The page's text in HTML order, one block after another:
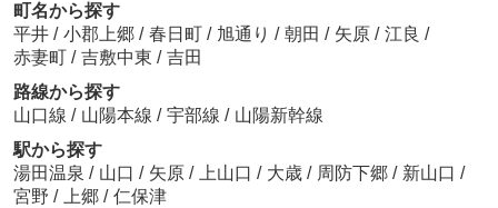
町名から探す
平井 / 小郡上郷 / 春日町 / 旭通り / 朝田 / 矢原 / 江良 /
赤妻町 / 吉敷中東 / 吉田
路線から探す
山口線 / 山陽本線 / 宇部線 / 山陽新幹線
駅から探す
湯田温泉 / 山口 / 矢原 / 上山口 / 大歳 / 周防下郷 / 新山口 /
宮野 / 上郷 / 仁保津